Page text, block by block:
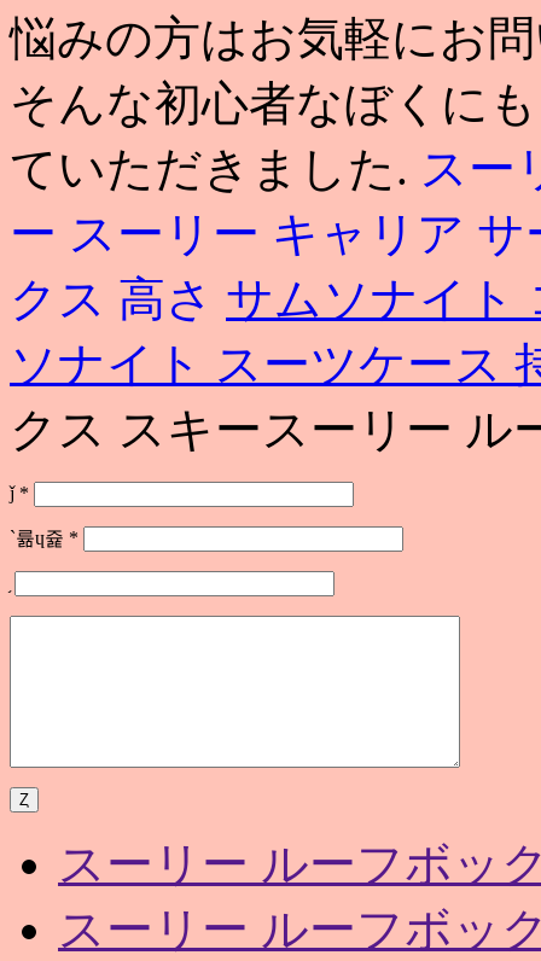
悩みの方はお気軽にお
そんな初心者なぼくに
ていただきました. スー
ー スーリー キャリア
クス 高さ サムソナイト
ソナイト スーツケース
クス スキースーリー ル
ǰ *
`륢ɥ쥹 *
スーリー ルーフボッ
スーリー ルーフボッ